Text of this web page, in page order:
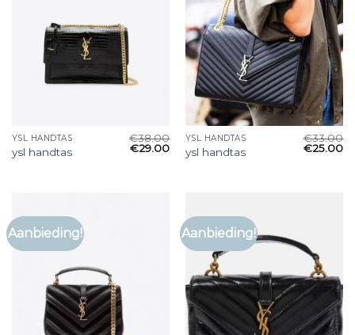
YSL HANDTAS
ysl handtas
€38.00
€29.00
YSL HANDTAS
ysl handtas
€33.00
€25.00
Aanbieding! Aanbieding!